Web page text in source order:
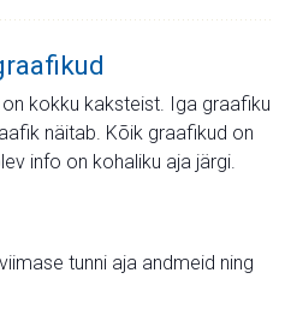
kokku kaksteist. Iga graafiku
näitab. Kõik graafikud on
info on kohaliku aja järgi.
tunni aja andmeid ning